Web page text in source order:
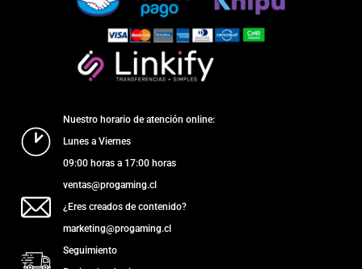
Nuestro horario de atención online:
Lunes a Viernes
09:00 horas a 17:00 horas
ventas@progaming.cl
¿Eres creados de contenido?
marketing@progaming.cl
Seguimiento